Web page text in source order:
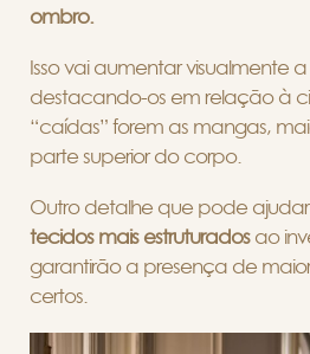
ombro.
Isso vai aumentar visualmente
destacando-os em relação à
“caídas” forem as mangas,
parte superior do corpo.
Outro detalhe que pode
tecidos mais estruturadosao
garantirão a presença de
certos.